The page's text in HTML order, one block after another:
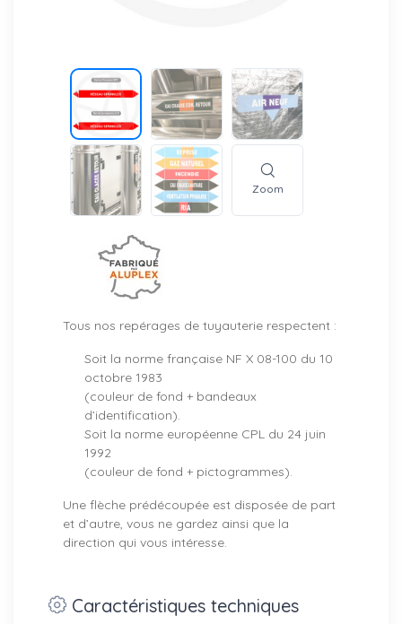
Zoom
Tous nos repérages de tuyauterie respectent :
Soit la norme française NF X 08-100 du 10
octobre 1983
(couleur de fond + bandeaux
d’identification).
Soit la norme européenne CPL du 24 juin
1992
(couleur de fond + pictogrammes).
Une flèche prédécoupée est disposée de part
et d’autre, vous ne gardez ainsi que la
direction qui vous intéresse.
Caractéristiques techniques